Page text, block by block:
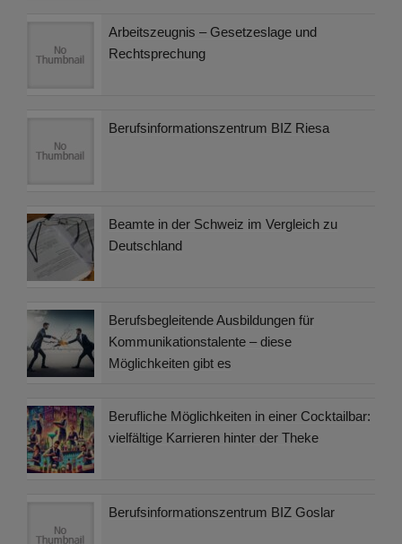
Arbeitszeugnis – Gesetzeslage und
Rechtsprechung
Berufsinformationszentrum BIZ Riesa
Beamte in der Schweiz im Vergleich zu
Deutschland
Berufsbegleitende Ausbildungen für
Kommunikationstalente – diese
Möglichkeiten gibt es
Berufliche Möglichkeiten in einer Cocktailbar:
vielfältige Karrieren hinter der Theke
Berufsinformationszentrum BIZ Goslar